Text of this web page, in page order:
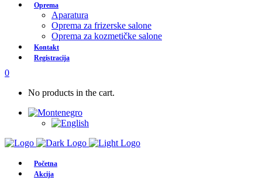
Oprema
Aparatura
Oprema za frizerske salone
Oprema za kozmetičke salone
Kontakt
Registracija
0
No products in the cart.
Početna
Akcija